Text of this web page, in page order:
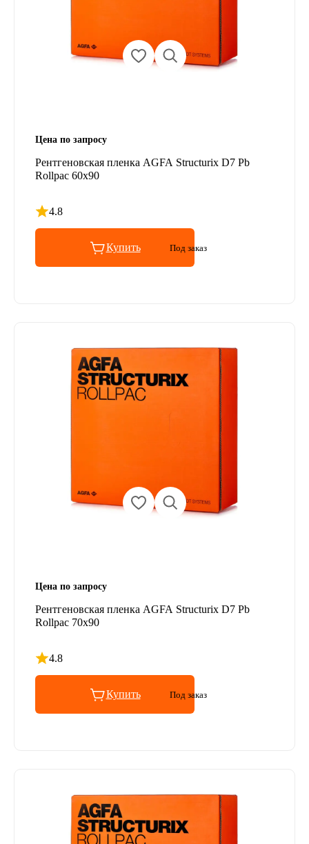
Цена по запросу
Рентгеновская пленка AGFA Structurix D7 Pb
Rollpac 60x90
4.8
Рейтинг 4.8 из 5
Купить Под заказ
Цена по запросу
Рентгеновская пленка AGFA Structurix D7 Pb
Rollpac 70x90
4.8
Рейтинг 4.8 из 5
Купить Под заказ